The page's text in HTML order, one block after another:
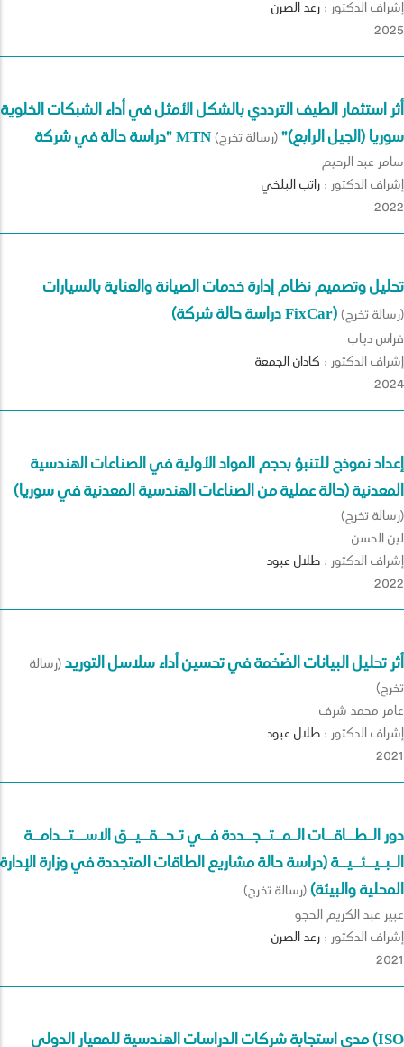
إشراف الدكتور : رعدالصرن
2025
أثر استثمار الطيف الترددي بالشكل الأمثل في أداء الشبكات الخلوية
"دراسة حالة في شركة MTN سوريا (الجيل الرابع)"(رسالة تخرج)
سامر عبد الرحيم
إشراف الدكتور : راتبالبلخي
2022
تحليل وتصميم نظام إدارة خدمات الصيانة والعناية بالسيارات
(دراسة حالة شركة FixCar)
(رسالة تخرج)
فراس دياب
إشراف الدكتور : كادانالجمعة
2024
إعداد نموذج للتنبؤ بحجم المواد الأولية في الصناعات الهندسية
المعدنية (حالة عملية من الصناعات الهندسية المعدنية في سوريا)
(رسالة تخرج)
لين الحسن
إشراف الدكتور : طلال عبود
2022
أثر تحليل البيانات الضّخمة في تحسين أداء سلاسل التوريد(رسالة
تخرج)
عامر محمد شرف
إشراف الدكتور : طلال عبود
2021
دور الــطـــاقـــات الــمـــتـــجـــددة فـــي تــحـــقـــيـــق الاســــتـــدامـــة
الــبــيـــئـــيـــة (دراسة حالة مشاريع الطاقات المتجددة في وزارة الإدارة
المحلية والبيئة) (رسالة تخرج)
عبير عبد الكريم الحجو
إشراف الدكتور : رعدالصرن
2021
مدى استجابة شركات الدراسات الهندسية للمعيار الدولي (ISO